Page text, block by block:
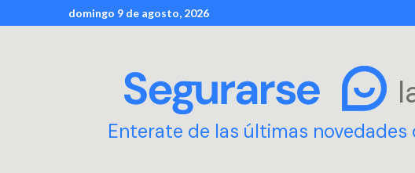
to
domingo 9 de agosto, 2026
Enterate de las últimas